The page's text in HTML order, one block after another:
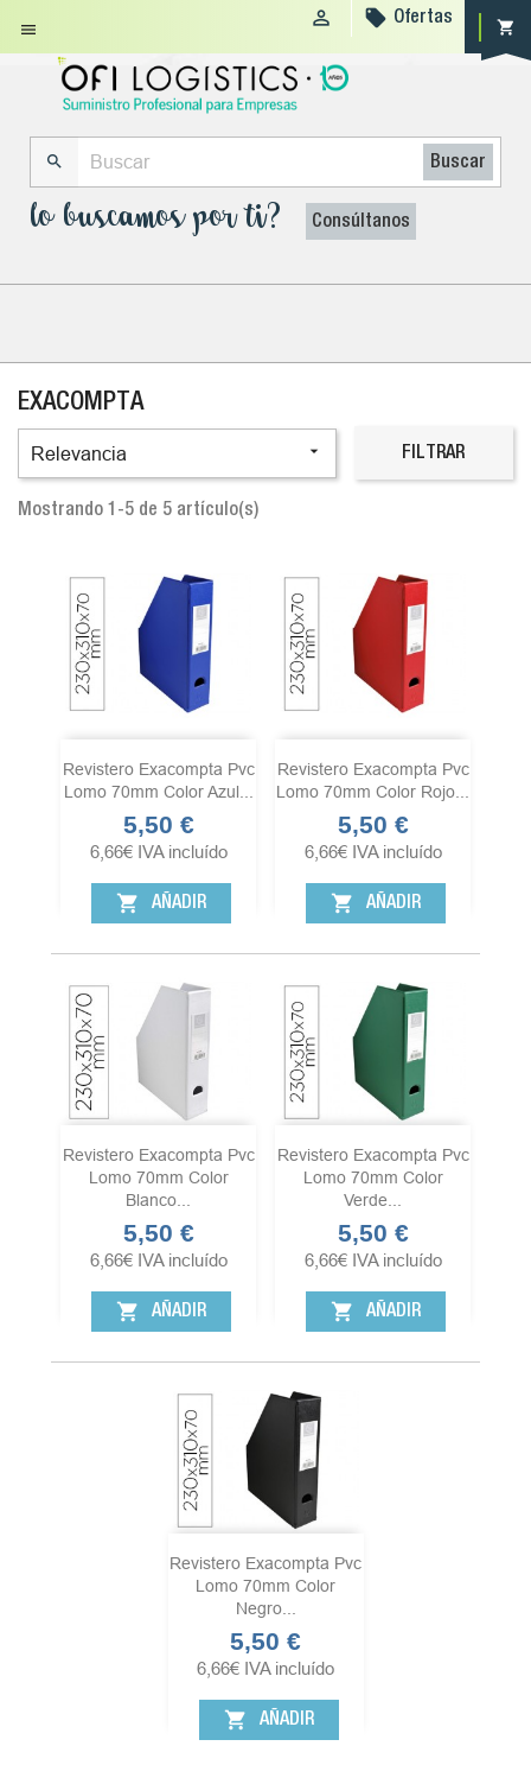
 shopping_cart
  Ofertas
 Buscar
lo buscamos por ti? Consúltanos
EXACOMPTA
Relevancia  FILTRAR
Mostrando 1-5 de 5 artículo(s)
Revistero Exacompta Pvc
Lomo 70mm Color Azul...
Precio
5,50 €
6,66€ IVA incluído
shopping_cart AÑADIR
Revistero Exacompta Pvc
Lomo 70mm Color Rojo...
Precio
5,50 €
6,66€ IVA incluído
shopping_cart AÑADIR
Revistero Exacompta Pvc
Lomo 70mm Color
Blanco...
Precio
5,50 €
6,66€ IVA incluído
shopping_cart AÑADIR
Revistero Exacompta Pvc
Lomo 70mm Color
Verde...
Precio
5,50 €
6,66€ IVA incluído
shopping_cart AÑADIR
Revistero Exacompta Pvc
Lomo 70mm Color
Negro...
Precio
5,50 €
6,66€ IVA incluído
shopping_cart AÑADIR